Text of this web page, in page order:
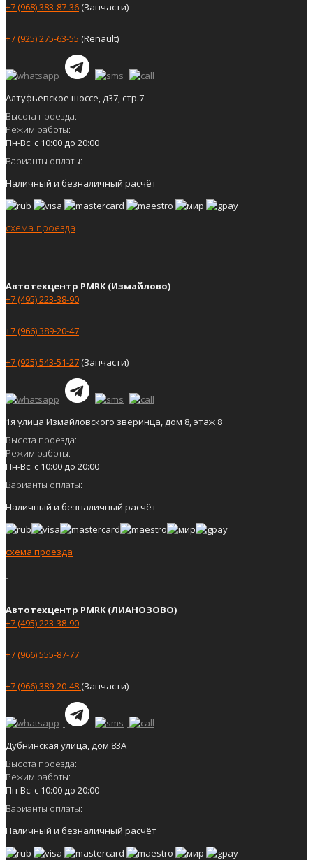
+7 (968) 383-87-36(Запчасти)
+7 (925) 275-63-55 (Renault)
Алтуфьевское шоссе, д37, стр.7
Высота проезда:
Режим работы:
Пн-Вс: с 10:00 до 20:00
Варианты оплаты:
Наличный и безналичный расчёт
схема проезда
Автотехцентр PMRK (Измайлово)
+7 (495) 223-38-90
+7 (966) 389-20-47
+7 (925) 543-51-27(Запчасти)
1я улица Измайловского зверинца, дом 8, этаж 8
Высота проезда:
Режим работы:
Пн-Вс: с 10:00 до 20:00
Варианты оплаты:
Наличный и безналичный расчёт
схема проезда
Автотехцентр PMRK (ЛИАНОЗОВО)
+7 (495) 223-38-90
+7 (966) 555-87-77
+7 (966) 389-20-48(Запчасти)
Дубнинская улица, дом 83А
Высота проезда:
Режим работы:
Пн-Вс: с 10:00 до 20:00
Варианты оплаты:
Наличный и безналичный расчёт